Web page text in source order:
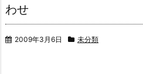
わせ
2009年3月6日 未分類